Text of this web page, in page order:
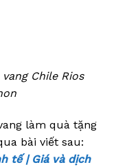
Chile Rios
làm quà tặng
bài viết sau:
tế | Giá và dịch